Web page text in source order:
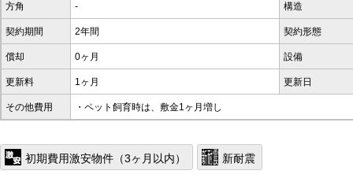
方角 - 構造
契約期間 2年間 契約形態
償却 0ヶ月 設備
更新料 1ヶ月 更新日
その他費用 ・ペット飼育時は、敷金1ヶ月増し
初期費用激安物件（3ヶ月以内） 新耐震